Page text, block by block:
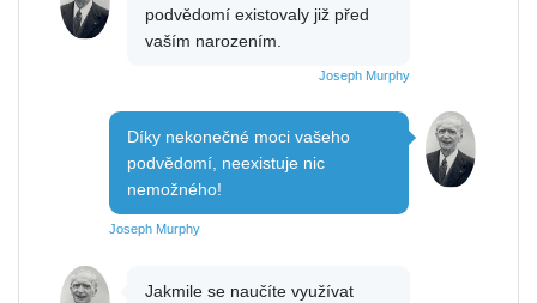
podvědomí existovaly již před
vaším narozením.
Joseph Murphy
Díky nekonečné moci vašeho
podvědomí, neexistuje nic
nemožného!
Joseph Murphy
Jakmile se naučíte využívat